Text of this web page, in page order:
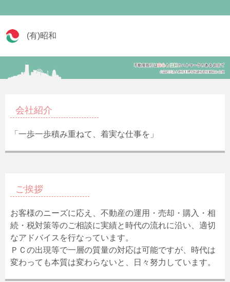
(有)昭和
会社紹介
「一歩一歩積み重ねて、着実な仕事を」
ご挨拶
お客様のニーズに応え、不動産の運用・売却・購入・相
続・税対策等のご相談に実績と時代の流れに沿い、適切
なアドバイスを行なっています。
ＰＣの出現等で一層の質量の対応は可能ですが、時代は
変わっても本質は変わらないと、日々努力しています。